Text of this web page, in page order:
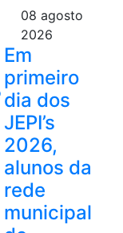
08 agosto
2026
Em
primeiro
dia dos
JEPI’s
2026,
alunos da
rede
municipal